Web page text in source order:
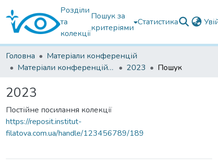
Розділи
та
колекції
Пошук за
критеріями
Статистика
Головна
Матеріали конференцій
Матеріали конференцій інших установ
2023 Пошук
2023
Постійне посилання колекції
https://reposit.institut-
filatova.com.ua/handle/123456789/189